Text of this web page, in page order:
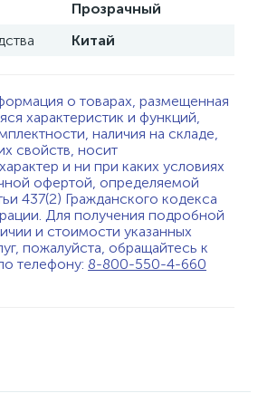
Прозрачный
Китай
о товарах, размещенная
характеристик и функций,
наличия на складе,
свойств, носит
и ни при каких условиях
офертой, определяемой
437(2) Гражданского кодекса
Для получения подробной
и стоимости указанных
пожалуйста, обращайтесь к
телефону: 8-800-550-4-660